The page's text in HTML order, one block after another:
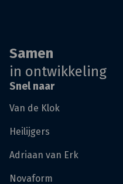
Samen
in ontwikkeling
Snel naar
Van de Klok
Heilijgers
Adriaan van Erk
Novaform